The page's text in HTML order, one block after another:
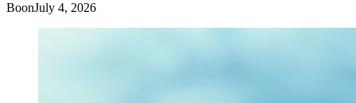
BoonJuly 4, 2026